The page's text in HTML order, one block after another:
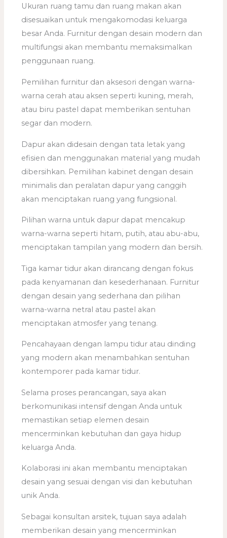
Ukuran ruang tamu dan ruang makan akan
disesuaikan untuk mengakomodasi keluarga
besar Anda. Furnitur dengan desain modern dan
multifungsi akan membantu memaksimalkan
penggunaan ruang.
Pemilihan furnitur dan aksesori dengan warna-
warna cerah atau aksen seperti kuning, merah,
atau biru pastel dapat memberikan sentuhan
segar dan modern.
Dapur akan didesain dengan tata letak yang
efisien dan menggunakan material yang mudah
dibersihkan. Pemilihan kabinet dengan desain
minimalis dan peralatan dapur yang canggih
akan menciptakan ruang yang fungsional.
Pilihan warna untuk dapur dapat mencakup
warna-warna seperti hitam, putih, atau abu-abu,
menciptakan tampilan yang modern dan bersih.
Tiga kamar tidur akan dirancang dengan fokus
pada kenyamanan dan kesederhanaan. Furnitur
dengan desain yang sederhana dan pilihan
warna-warna netral atau pastel akan
menciptakan atmosfer yang tenang.
Pencahayaan dengan lampu tidur atau dinding
yang modern akan menambahkan sentuhan
kontemporer pada kamar tidur.
Selama proses perancangan, saya akan
berkomunikasi intensif dengan Anda untuk
memastikan setiap elemen desain
mencerminkan kebutuhan dan gaya hidup
keluarga Anda.
Kolaborasi ini akan membantu menciptakan
desain yang sesuai dengan visi dan kebutuhan
unik Anda.
Sebagai konsultan arsitek, tujuan saya adalah
memberikan desain yang mencerminkan